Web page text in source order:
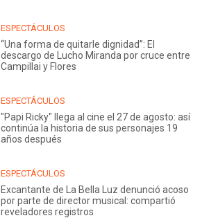
ESPECTÁCULOS
“Una forma de quitarle dignidad”: El
descargo de Lucho Miranda por cruce entre
Campillai y Flores
ESPECTÁCULOS
"Papi Ricky" llega al cine el 27 de agosto: así
continúa la historia de sus personajes 19
años después
ESPECTÁCULOS
Excantante de La Bella Luz denunció acoso
por parte de director musical: compartió
reveladores registros